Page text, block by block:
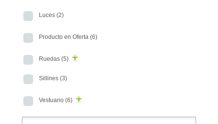
Luces (2)
Producto en Oferta (6)
Ruedas (5)
Sillines (3)
Vestuario (6)